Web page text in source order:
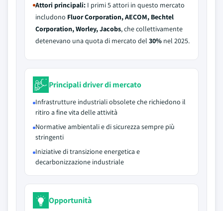
Attori principali: I primi 5 attori in questo mercato
includono Fluor Corporation, AECOM, Bechtel
Corporation, Worley, Jacobs, che collettivamente
detenevano una quota di mercato del 30% nel 2025.
Principali driver di mercato
Infrastrutture industriali obsolete che richiedono il
ritiro a fine vita delle attività
Normative ambientali e di sicurezza sempre più
stringenti
Iniziative di transizione energetica e
decarbonizzazione industriale
Opportunità